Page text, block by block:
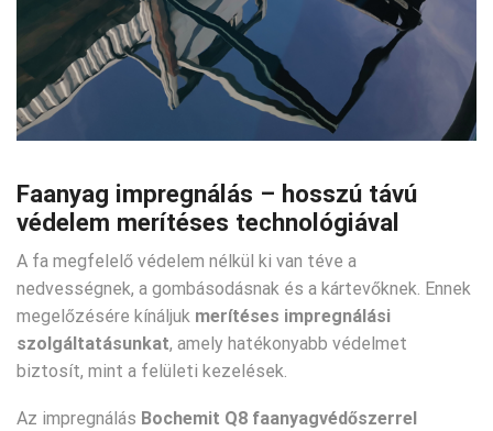
Faanyag impregnálás – hosszú távú
védelem merítéses technológiával
A fa megfelelő védelem nélkül ki van téve a
nedvességnek, a gombásodásnak és a kártevőknek. Ennek
megelőzésére kínáljuk merítéses impregnálási
szolgáltatásunkat, amely hatékonyabb védelmet
biztosít, mint a felületi kezelések.
Az impregnálás Bochemit Q8 faanyagvédőszerrel